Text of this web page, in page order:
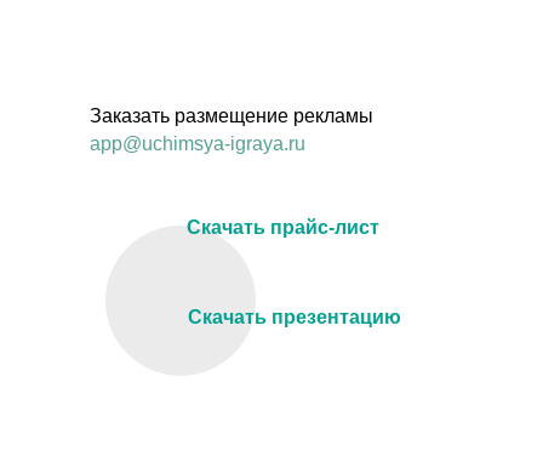
Заказать размещение рекламы
app@uchimsya-igraya.ru
Скачать презентацию
Скачать прайс-лист